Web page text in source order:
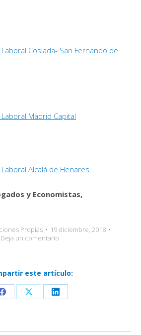
Coslada- San Fernando de
Madrid Capital
Alcalá de Henares
y Economistas,
Propias
19 diciembre, 2018
Deja un comentario
este artículo:
Share
Facebook
Share
X
Share
LinkedIn